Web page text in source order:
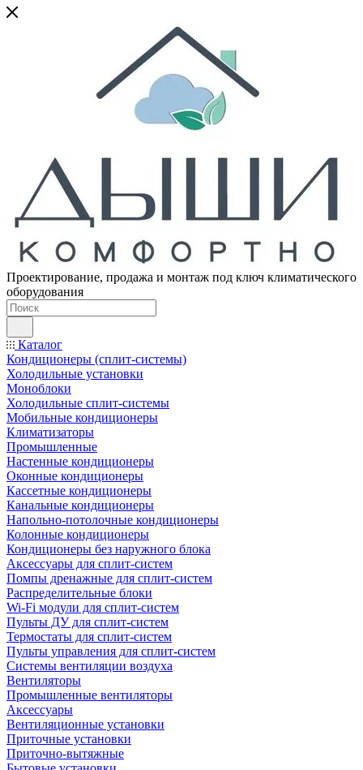
Проектирование, продажа и монтаж под ключ климатического
оборудования
Каталог
Кондиционеры (сплит-системы)
Холодильные установки
Моноблоки
Холодильные сплит-системы
Мобильные кондиционеры
Климатизаторы
Промышленные
Настенные кондиционеры
Оконные кондиционеры
Кассетные кондиционеры
Канальные кондиционеры
Напольно-потолочные кондиционеры
Колонные кондиционеры
Кондиционеры без наружного блока
Аксессуары для сплит-систем
Помпы дренажные для сплит-систем
Распределительные блоки
Wi-Fi модули для сплит-систем
Пульты ДУ для сплит-систем
Термостаты для сплит-систем
Пульты управления для сплит-систем
Системы вентиляции воздуха
Вентиляторы
Промышленные вентиляторы
Аксессуары
Вентиляционные установки
Приточные установки
Приточно-вытяжные